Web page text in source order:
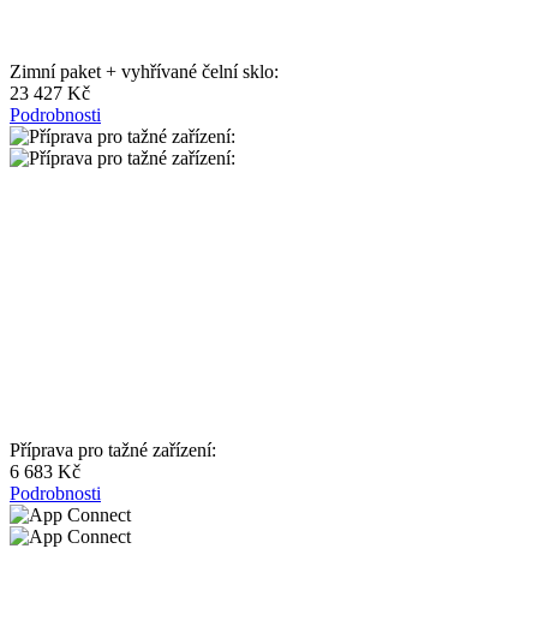
Zimní paket + vyhřívané čelní sklo:
23 427 Kč
Podrobnosti
Příprava pro tažné zařízení:
6 683 Kč
Podrobnosti